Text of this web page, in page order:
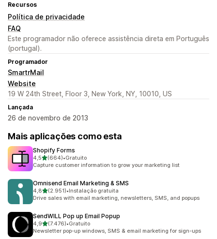
Recursos
Política de privacidade
FAQ
Este programador não oferece assistência direta em Português
(portugal).
Programador
SmartrMail
Website
19 W 24th Street, Floor 3, New York, NY, 10010, US
Lançada
26 de novembro de 2013
Mais aplicações como esta
Shopify Forms
4,5de 5 estrelas
(664)
664 total de avaliações
•Gratuito
Capture customer information to grow your marketing list
Omnisend Email Marketing & SMS
4,8de 5 estrelas
(2.951)
2951 total de avaliações
•Instalação gratuita
Drive sales with email marketing, newsletters, SMS, and popups
SendWILL Pop up Email Popup
4,9de 5 estrelas
(7.476)
7476 total de avaliações
•Gratuito
Newsletter pop-up windows, SMS & email marketing for sign-ups